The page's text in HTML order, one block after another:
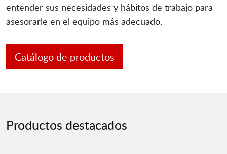
entender sus necesidades y hábitos de trabajo para
asesorarle en el equipo más adecuado.
Catálogo de productos
Productos destacados